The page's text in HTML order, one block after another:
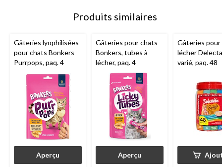
Produits similaires
Gâteries lyophilisées
pour chats Bonkers
Purrpops, paq. 4
Aperçu
Gâteries pour chats
Bonkers, tubes à
lécher, paq. 4
Aperçu
Gâteries pour
lécher
varié, paq. 48